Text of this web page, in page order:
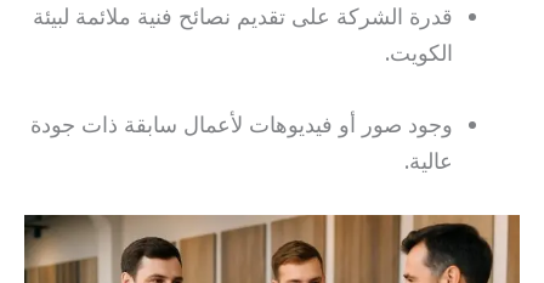
قدرة الشركة على تقديم نصائح فنية ملائمة لبيئة
الكويت.
وجود صور أو فيديوهات لأعمال سابقة ذات جودة
عالية.